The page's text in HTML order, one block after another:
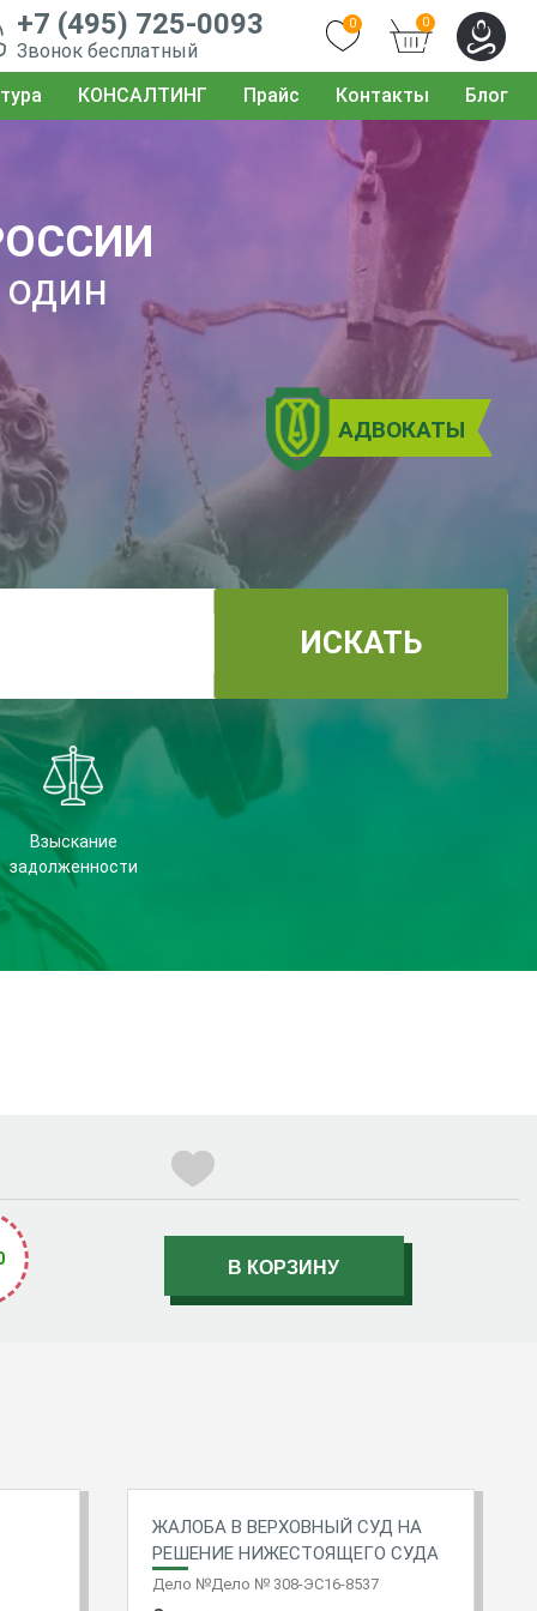
+7 (495) 725-0093
Звонок бесплатный
0 0
КОНСАЛТИНГ Прайс Контакты Блог
ИСКАТЬ
АДВОКАТЫ
Взыскание
задолженности
ЖАЛОБА В ВЕРХОВНЫЙ СУД НА
РЕШЕНИЕ НИЖЕСТОЯЩЕГО СУДА
Дело №Дело № 308-ЭС16-8537